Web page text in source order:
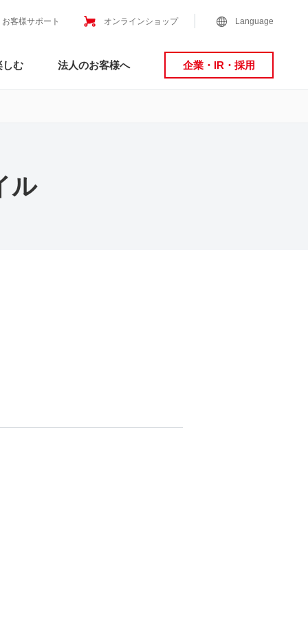
お客様サポート オンラインショップ Language
しむ 法人のお客様へ 企業・IR・採用
ル